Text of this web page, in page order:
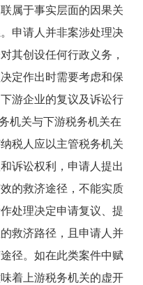
属于事实层面的因果关
申请人并非案涉处理决
其创设任何行政义务，
定作出时需要考虑和保
游企业的复议及诉讼行
机关与下游税务机关在
税人应以主管税务机关
诉讼权利，申请人提出
的救济途径，不能实质
处理决定申请复议、提
救济路径，且申请人并
径。如在此类案件中赋
着上游税务机关的虚开